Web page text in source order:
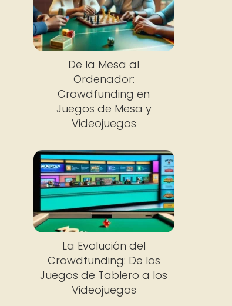
De la Mesa al
Ordenador:
Crowdfunding en
Juegos de Mesa y
Videojuegos
La Evolución del
Crowdfunding: De los
Juegos de Tablero a los
Videojuegos